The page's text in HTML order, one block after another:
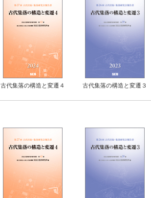
古代集落の構造と変遷４ 古代集落の構造と変遷３